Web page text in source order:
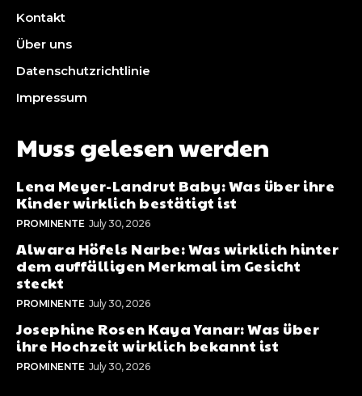
Kontakt
Über uns
Datenschutzrichtlinie
Impressum
Muss gelesen werden
Lena Meyer-Landrut Baby: Was über ihre
Kinder wirklich bestätigt ist
PROMINENTE July 30, 2026
Alwara Höfels Narbe: Was wirklich hinter
dem auffälligen Merkmal im Gesicht
steckt
PROMINENTE July 30, 2026
Josephine Rosen Kaya Yanar: Was über
ihre Hochzeit wirklich bekannt ist
PROMINENTE July 30, 2026